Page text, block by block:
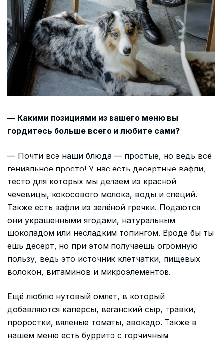
— Какими позициями из вашего меню вы
гордитесь больше всего и любите сами?
— Почти все наши блюда — простые, но ведь всё
гениальное просто! У нас есть десертные вафли,
тесто для которых мы делаем из красной
чечевицы, кокосового молока, воды и специй.
Также есть вафли из зелёной гречки. Подаются
они украшенными ягодами, натуральным
шоколадом или несладким топингом. Вроде бы ты
ешь десерт, но при этом получаешь огромную
пользу, ведь это источник клетчатки, пищевых
волокон, витаминов и микроэлементов.
Ещё люблю нутовый омлет, в который
добавляются каперсы, веганский сыр, травки,
проростки, вяленые томаты, авокадо. Также в
нашем меню есть буррито с горчичным